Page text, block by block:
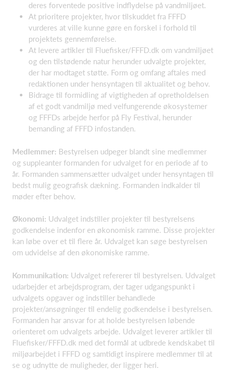
deres forventede positive indflydelse på vandmiljøet.
At prioritere projekter, hvor tilskuddet fra FFFD
vurderes at ville kunne gøre en forskel i forhold til
projektets gennemførelse.
At levere artikler til Fluefisker/FFFD.dk om vandmiljøet
og den tilstødende natur herunder udvalgte projekter,
der har modtaget støtte. Form og omfang aftales med
redaktionen under hensyntagen til aktualitet og behov.
Bidrage til formidling af vigtigheden af opretholdelsen
af et godt vandmiljø med velfungerende økosystemer
og FFFDs arbejde herfor på Fly Festival, herunder
bemanding af FFFD infostanden.
Medlemmer: Bestyrelsen udpeger blandt sine medlemmer
og suppleanter formanden for udvalget for en periode af to
år. Formanden sammensætter udvalget under hensyntagen til
bedst mulig geografisk dækning. Formanden indkalder til
møder efter behov.
Økonomi: Udvalget indstiller projekter til bestyrelsens
godkendelse indenfor en økonomisk ramme. Disse projekter
kan løbe over et til flere år. Udvalget kan søge bestyrelsen
om udvidelse af den økonomiske ramme.
Kommunikation: Udvalget refererer til bestyrelsen. Udvalget
udarbejder et arbejdsprogram, der tager udgangspunkt i
udvalgets opgaver og indstiller behandlede
projekter/ansøgninger til endelig godkendelse i bestyrelsen.
Formanden har ansvar for at holde bestyrelsen løbende
orienteret om udvalgets arbejde. Udvalget leverer artikler til
Fluefisker/FFFD.dk med det formål at udbrede kendskabet til
miljøarbejdet i FFFD og samtidigt inspirere medlemmer til at
se og udnytte de muligheder, der ligger heri.